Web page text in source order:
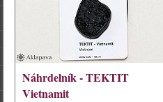
Náhrdelník - TEKTIT
Vietnamit